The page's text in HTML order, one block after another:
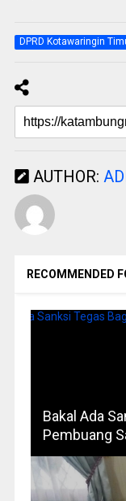
DPRD Kotawaringin
AUTHOR:
RECOMMENDED
Bakal Ada
Pembuang